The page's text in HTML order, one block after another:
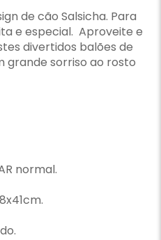
de cão Salsicha. Para
e especial. Aproveite e
divertidos balões de
grande sorriso ao rosto
normal.